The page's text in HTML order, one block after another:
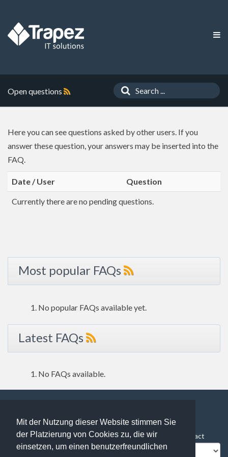
Mit der Nutzung dieser Website stimmen Sie
der Platzierung von Cookies zu, die wir
einsetzen, um einen benutzerfreundlichen
Open questions
Here you can see questions asked by other users. If you
answer these question, your answers may be inserted into the
FAQ.
Date / User Question
Currently there are no pending questions.
Most popular FAQs
No popular FAQs available yet.
Latest FAQs
No FAQs available.
122 users online | 122 Guests and 0 Registered
FAQ Overview
Sitemap FAQ Glossary
Contact
Impressum
Datenschutz